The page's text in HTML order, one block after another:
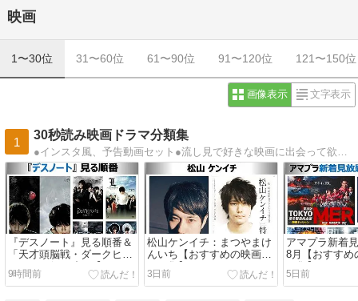
映画
1〜30位 31〜60位 61〜90位 91〜120位 121〜150位
画像表示 文字表示
1
30秒読み映画ドラマ分類集
『デスノート』見る順番＆
「天才頭脳戦・ダークヒー
ロー」の似た映画【おすす
めの映画ドラマ集】
9時間前
松山ケンイチ：まつやまけ
んいち【おすすめの映画ド
ラマ集】
3日前
アマプラ新着
8月【おすすめ
マ集】
5日前